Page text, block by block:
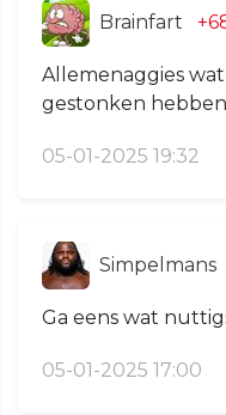
Brainfart
Allemenaggies
gestonken
05-01-2025 19:32
Simpelmans
Ga eens wat
05-01-2025 17:00